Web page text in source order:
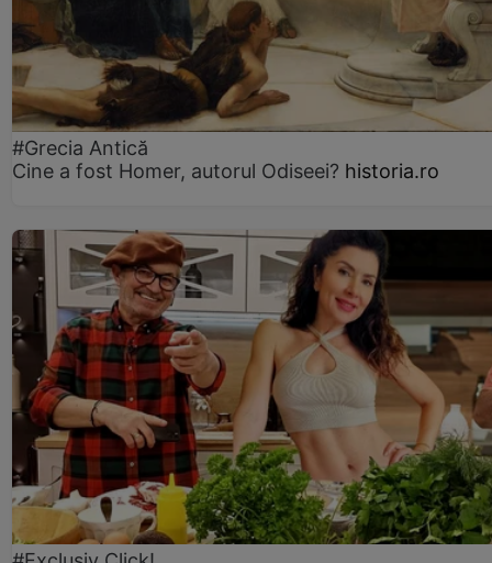
#Grecia Antică
Cine a fost Homer, autorul Odiseei? historia.ro